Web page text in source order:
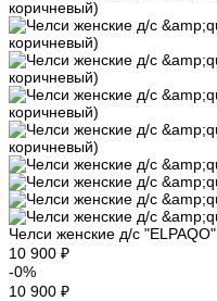
Челси женские д/с "ELPAQO"
10 900 ₽
-0%
10 900 ₽